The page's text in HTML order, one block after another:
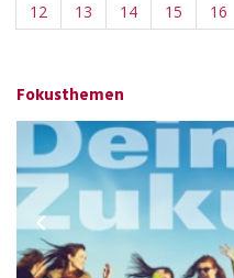
12
13 14 15 16
Fokusthemen